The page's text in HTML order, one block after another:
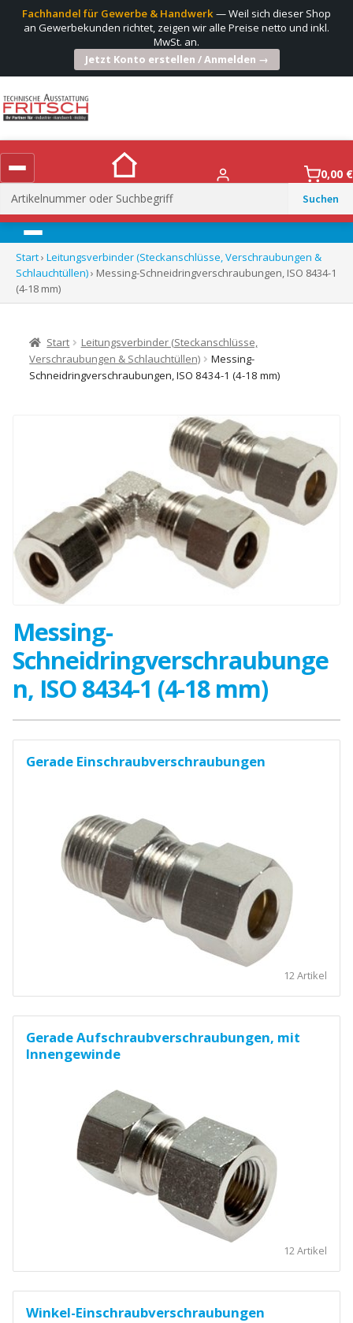
Fachhandel für Gewerbe & Handwerk— Weil sich dieser Shop
an Gewerbekunden richtet, zeigen wir alle Preise netto und inkl.
MwSt. an.
Jetzt Konto erstellen / Anmelden →
Suchen
nach:
0,00 €
Menü
Start› Leitungsverbinder (Steckanschlüsse, Verschraubungen &
Schlauchtüllen)› Messing-Schneidringverschraubungen, ISO 8434-1
(4-18 mm)
Start
Leitungsverbinder (Steckanschlüsse,
Verschraubungen & Schlauchtüllen)
Messing-
Schneidringverschraubungen, ISO 8434-1 (4-18 mm)
Messing-
Schneidringverschraubunge
n, ISO 8434-1 (4-18 mm)
Gerade Einschraubverschraubungen
12 Artikel
Gerade Aufschraubverschraubungen, mit
Innengewinde
12 Artikel
Winkel-Einschraubverschraubungen